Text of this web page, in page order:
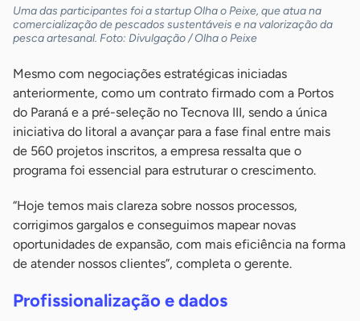
Uma das participantes foi a startup Olha o Peixe, que atua na
comercialização de pescados sustentáveis e na valorização da
pesca artesanal. Foto: Divulgação / Olha o Peixe
Mesmo com negociações estratégicas iniciadas
anteriormente, como um contrato firmado com a Portos
do Paraná e a pré-seleção no Tecnova III, sendo a única
iniciativa do litoral a avançar para a fase final entre mais
de 560 projetos inscritos, a empresa ressalta que o
programa foi essencial para estruturar o crescimento.
“Hoje temos mais clareza sobre nossos processos,
corrigimos gargalos e conseguimos mapear novas
oportunidades de expansão, com mais eficiência na forma
de atender nossos clientes”, completa o gerente.
Profissionalização e dados